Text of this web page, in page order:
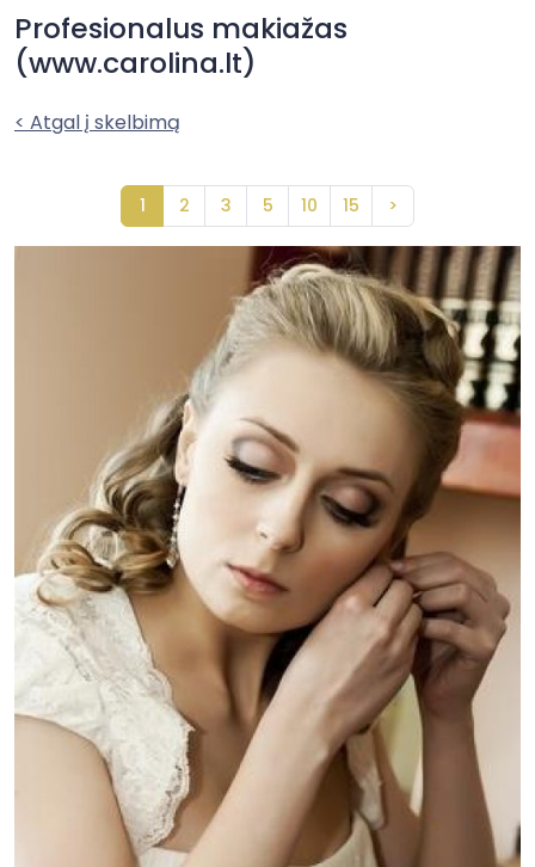
Profesionalus makiažas
(www.carolina.lt)
< Atgal į skelbimą
1 2 3 5 10 15 >